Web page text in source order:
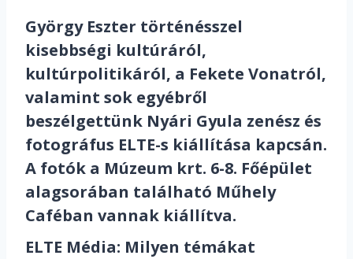
György Eszter történésszel
kisebbségi kultúráról,
kultúrpolitikáról, a Fekete Vonatról,
valamint sok egyébről
beszélgettünk Nyári Gyula zenész és
fotográfus ELTE-s kiállítása kapcsán.
A fotók a Múzeum krt. 6-8. Főépület
alagsorában található Műhely
Caféban vannak kiállítva.
ELTE Média: Milyen témákat